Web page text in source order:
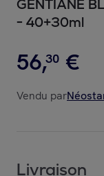
GENTIANE
- 40+30ml
56,30 €
Vendu par
Livraison